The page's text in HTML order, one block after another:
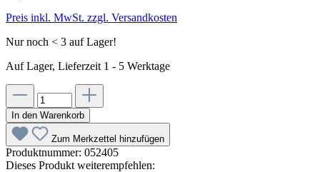
Preis inkl. MwSt. zzgl. Versandkosten
Nur noch < 3 auf Lager!
Auf Lager, Lieferzeit 1 - 5 Werktage
In den Warenkorb
Zum Merkzettel hinzufügen
Produktnummer: 052405
Dieses Produkt weiterempfehlen: